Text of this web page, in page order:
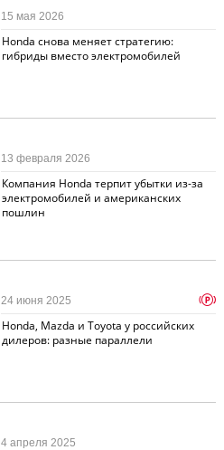
Honda снова меняет стратегию:
гибриды вместо электромобилей
15 мая 2026
Компания Honda терпит убытки из-за
электромобилей и американских
пошлин
13 февраля 2026
Honda, Mazda и Toyota у российских
дилеров: разные параллели
24 июня 2025 p
4 апреля 2025